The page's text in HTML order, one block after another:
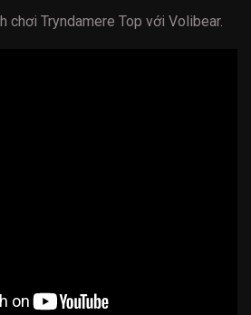
chơi Tryndamere Top với Volibear.